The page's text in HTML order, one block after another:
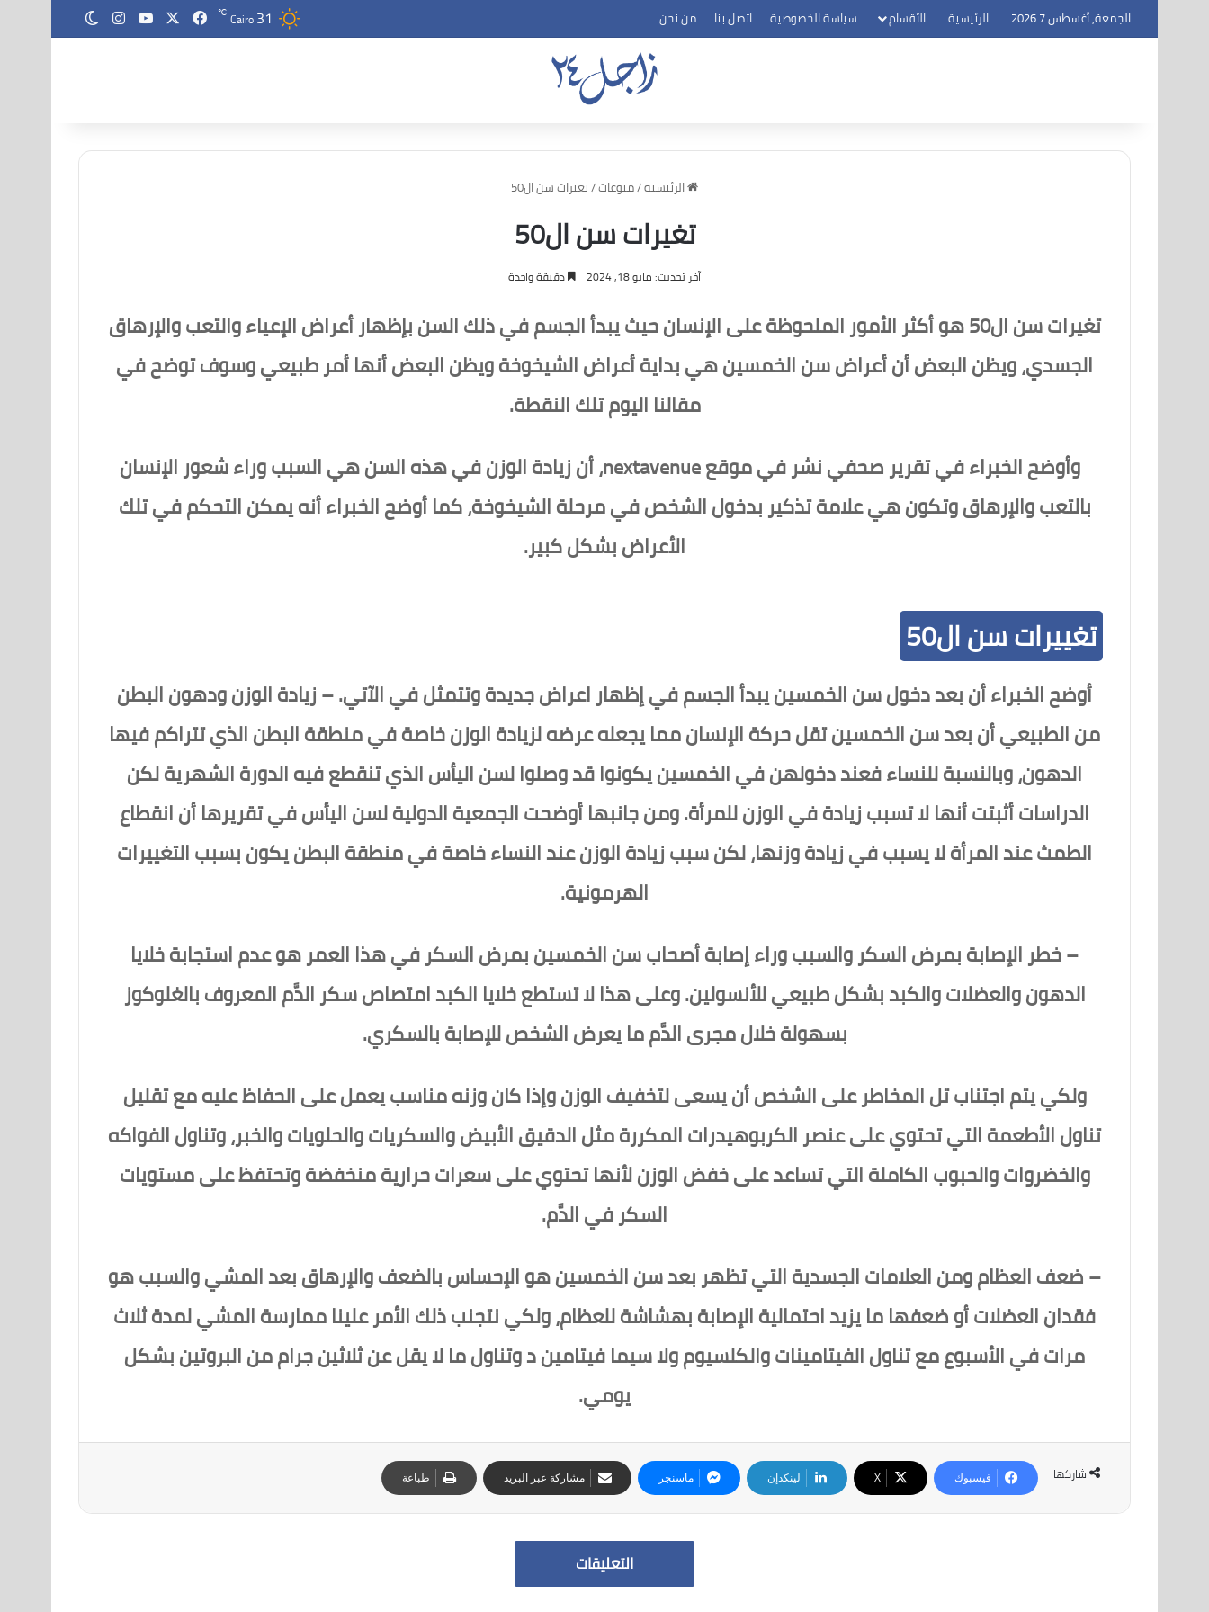
الجمعة, أغسطس 7 2026 الرئيسية الأقسام سياسة الخصوصية اتصل بنا من نحن Cairo31
℃ فيسبوك‫YouTube
انستقرام
الرئيسية/منوعات/تغيرات سن ال50
تغيرات سن ال50
آخر تحديث: مايو 18, 2024 دقيقة واحدة
تغيرات سن ال50 هو أكثر الأمور الملحوظة على الإنسان حيث يبدأ الجسم في ذلك السن بإظهار أعراض الإعياء والتعب والإرهاق
الجسدي، ويظن البعض أن أعراض سن الخمسين هي بداية أعراض الشيخوخة ويظن البعض أنها أمر طبيعي وسوف توضح في
مقالنا اليوم تلك النقطة.
وأوضح الخبراء في تقرير صحفي نشر في موقع nextavenue، أن زيادة الوزن في هذه السن هي السبب وراء شعور الإنسان
بالتعب والإرهاق وتكون هي علامة تذكير بدخول الشخص في مرحلة الشيخوخة، كما أوضح الخبراء أنه يمكن التحكم في تلك
الأعراض بشكل كبير.
تغييرات سن ال50
أوضح الخبراء أن بعد دخول سن الخمسين يبدأ الجسم في إظهار اعراض جديدة وتتمثل في الآتي. – زيادة الوزن ودهون البطن
من الطبيعي أن بعد سن الخمسين تقل حركة الإنسان مما يجعله عرضه لزيادة الوزن خاصة في منطقة البطن الذي تتراكم فيها
الدهون، وبالنسبة للنساء فعند دخولهن في الخمسين يكونوا قد وصلوا لسن اليأس الذي تنقطع فيه الدورة الشهرية لكن
الدراسات أثبتت أنها لا تسبب زيادة في الوزن للمرأة. ومن جانبها أوضحت الجمعية الدولية لسن اليأس في تقريرها أن انقطاع
الطمث عند المرأة لا يسبب في زيادة وزنها، لكن سبب زيادة الوزن عند النساء خاصة في منطقة البطن يكون بسبب التغييرات
الهرمونية.
– خطر الإصابة بمرض السكر والسبب وراء إصابة أصحاب سن الخمسين بمرض السكر في هذا العمر هو عدم استجابة خلايا
الدهون والعضلات والكبد بشكل طبيعي للأنسولين. وعلى هذا لا تستطع خلايا الكبد امتصاص سكر الدَّم المعروف بالغلوكوز
بسهولة خلال مجرى الدَّم ما يعرض الشخص للإصابة بالسكري.
ولكي يتم اجتناب تل المخاطر على الشخص أن يسعى لتخفيف الوزن وإذا كان وزنه مناسب يعمل على الحفاظ عليه مع تقليل
تناول الأطعمة التي تحتوي على عنصر الكربوهيدرات المكررة مثل الدقيق الأبيض والسكريات والحلويات والخبر، وتناول الفواكه
والخضروات والحبوب الكاملة التي تساعد على خفض الوزن لأنها تحتوي على سعرات حرارية منخفضة وتحتفظ على مستويات
السكر في الدَّم.
– ضعف العظام ومن العلامات الجسدية التي تظهر بعد سن الخمسين هو الإحساس بالضعف والإرهاق بعد المشي والسبب هو
فقدان العضلات أو ضعفها ما يزيد احتمالية الإصابة بهشاشة للعظام، ولكي نتجنب ذلك الأمر علينا ممارسة المشي لمدة ثلاث
مرات في الأسبوع مع تناول الفيتامينات والكلسيوم ولا سيما فيتامين د وتناول ما لا يقل عن ثلاثين جرام من البروتين بشكل
يومي.
شاركها فيسبوك ‫X لينكدإن ماسنجر مشاركة عبر البريد طباعة
التعليقات